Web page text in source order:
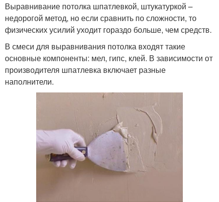
Выравнивание потолка шпатлевкой, штукатуркой –
недорогой метод, но если сравнить по сложности, то
физических усилий уходит гораздо больше, чем средств.
В смеси для выравнивания потолка входят такие
основные компоненты: мел, гипс, клей. В зависимости от
производителя шпатлевка включает разные
наполнители.